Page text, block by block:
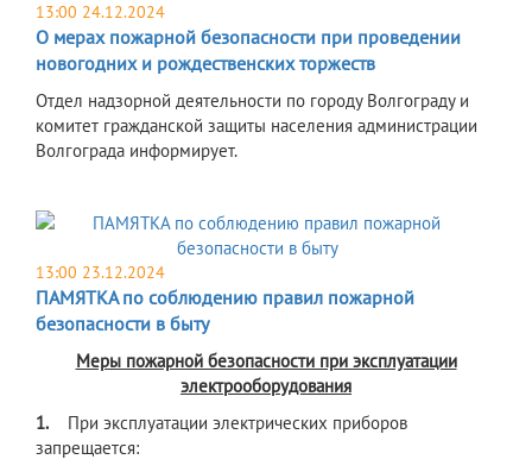
13:00 24.12.2024
О мерах пожарной безопасности при проведении
новогодних и рождественских торжеств
​Отдел надзорной деятельности по городу Волгограду и
комитет гражданской защиты населения администрации
Волгограда информирует.
13:00 23.12.2024
ПАМЯТКА по соблюдению правил пожарной
безопасности в быту
Меры пожарной безопасности при эксплуатации
электрооборудования
1. При эксплуатации электрических приборов
запрещается: